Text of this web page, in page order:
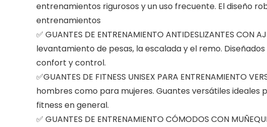
entrenamientos rigurosos y un uso frecuente. El diseño
entrenamientos
✅ GUANTES DE ENTRENAMIENTO ANTIDESLIZANTES
levantamiento de pesas, la escalada y el remo.
confort y control.
✅GUANTES DE FITNESS UNISEX PARA
hombres como para mujeres. Guantes versátiles
fitness en general.
✅ GUANTES DE ENTRENAMIENTO CÓMODOS CON